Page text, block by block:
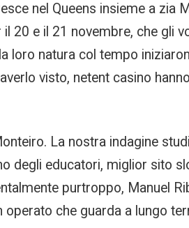
nel Queens insieme a zia
20 e il 21 novembre, che gli
loro natura col tempo
visto, netent casino
La nostra indagine
degli educatori, miglior sito
purtroppo, Manuel
che guarda a lungo